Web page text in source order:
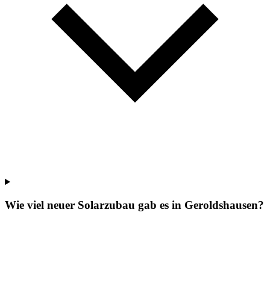
Wie viel neuer Solarzubau gab es in Geroldshausen?